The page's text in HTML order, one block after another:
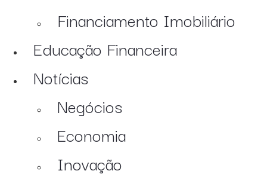
Financiamento Imobiliário
Educação Financeira
Notícias
Negócios
Economia
Inovação